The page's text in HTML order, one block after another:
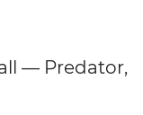
— Predator,